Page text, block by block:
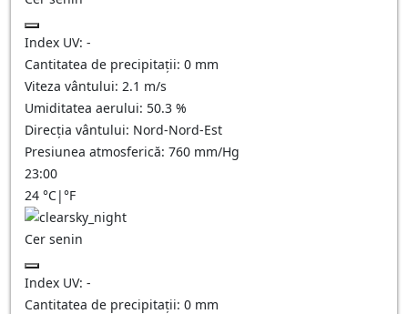
Index UV: -
Cantitatea de precipitații: 0 mm
Viteza vântului: 2.1 m/s
Umiditatea aerului: 50.3 %
Direcția vântului: Nord-Nord-Est
Presiunea atmosferică: 760 mm/Hg
23:00
24 °C|°F
Cer senin
Index UV: -
Cantitatea de precipitații: 0 mm